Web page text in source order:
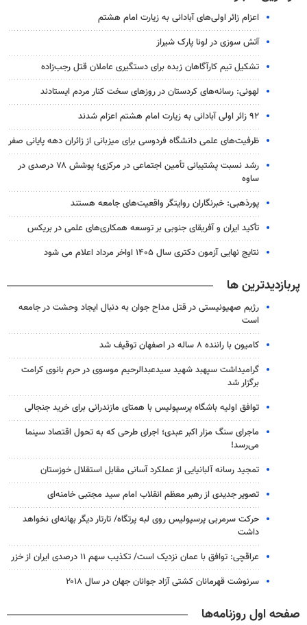
اعزام زائر اولی‌های آبادانی به زیارت امام هشتم
آتش سوزی در لونا پارک شیراز
تشکیل تیم کارآگاهان زبده برای دستگیری عاملان قتل رجب‌زاده
لهونی: رسانه‌های کردستان در روزهای سخت کنار مردم ایستادند
۹۲ زائر اولی آبادانی به زیارت امام هشتم اعزام شدند
ظرفیت‌های علمی دانشگاه فردوسی برای میزبانی از زائران دهه پایانی صفر
رشد نسبت پشتیبانی تأمین اجتماعی در مرکزی؛ پوشش ۷۸ درصدی در
ساوه
پورذهبی: خبرنگاران روایتگر واقعیت‌های جامعه‌ هستند
تأکید ایران و آفریقای جنوبی بر توسعه همکاری‌های علمی در بریکس
نتایج نهایی آزمون دکتری سال ۱۴۰۵ اواخر مرداد اعلام می شود
پربازدیدترین ها
رژیم صهیونیستی در قتل مداح جوان به دنبال ایجاد وحشت در جامعه
است
کامیون با راننده ۸ ساله در اصفهان توقیف شد
گرامیداشت سپهبد شهید سیدعبدالرحیم موسوی در حرم بانوی کرامت
برگزار شد
توافق اولیه باشگاه پرسپولیس با همتای مازندرانی برای خرید جنجالی
ماجرای سنگ مزار اکبر عبدی؛ اجرای طرحی که به تحول اقتصاد سینما
می‌رسد!
تمجید رسانه آلبانیایی از عملکرد آسانی مقابل استقلال خوزستان
تصویر جدیدی از رهبر معظم انقلاب امام سید مجتبی خامنه‌ای
حرکت سرمربی پرسپولیس روی لبه پرتگاه/ تارتار دیگر بهانه‌ای نخواهد
داشت
عراقچی: توافق با عمان نزدیک است/ تکذیب سهم ۱۱ درصدی ایران از خزر
سرنوشت قهرمانان کشتی آزاد جوانان جهان در سال ۲۰۱۸
صفحه اول روزنامه‌ها